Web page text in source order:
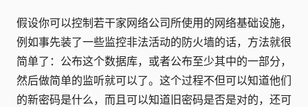
假设你可以控制若干家网络公司所使用的网络基础设施，
例如事先装了一些监控非法活动的防火墙的话，方法就很
简单了：公布这个数据库，或者公布至少其中的一部分，
然后做简单的监听就可以了。这个过程不但可以知道他们
的新密码是什么，而且可以知道旧密码是否是对的，还可